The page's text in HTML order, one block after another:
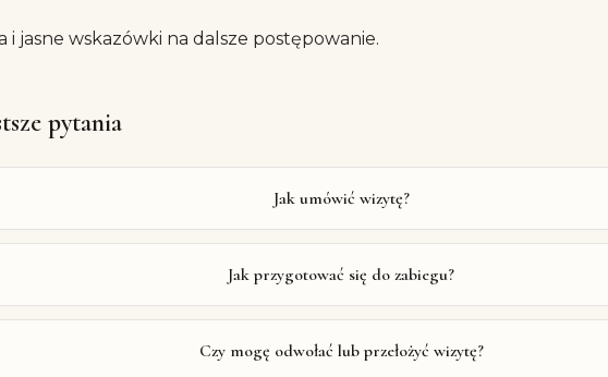
jasne wskazówki na dalsze postępowanie.
pytania
Jak umówić wizytę?
Jak przygotować się do zabiegu?
Czy mogę odwołać lub przełożyć wizytę?